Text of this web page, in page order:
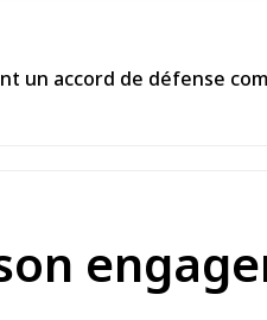
un accord de défense